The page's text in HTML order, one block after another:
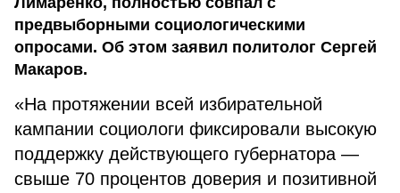
предвыборными социологическими
опросами. Об этом заявил политолог Сергей
Макаров.
«На протяжении всей избирательной
кампании социологи фиксировали высокую
поддержку действующего губернатора —
свыше 70 процентов доверия и позитивной